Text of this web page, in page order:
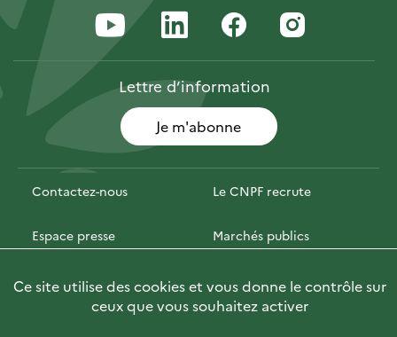
Lettred’information
Je m'abonne
Contactez-nous Le CNPF recrute
Espace presse Marchés publics
PhotoFor Briefly in English
Ce site utilise des cookies et vous donne le contrôle sur
ceux que vous souhaitez activer